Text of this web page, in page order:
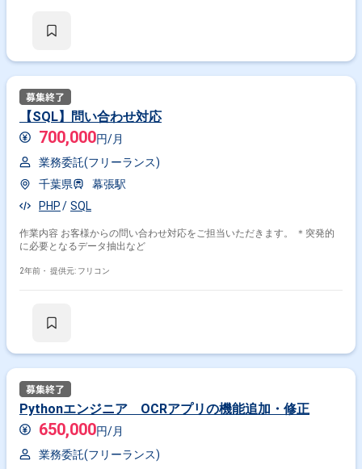
【SQL】問い合わせ対応
700,000円/月
業務委託(フリーランス)
千葉県
幕張駅
PHP
SQL
作業内容 お客様からの問い合わせ対応をご担当いただきます。 ＊突発的
に必要となるデータ抽出など
2年前・ 提供元: フリコン
Pythonエンジニア OCRアプリの機能追加・修正
650,000円/月
業務委託(フリーランス)